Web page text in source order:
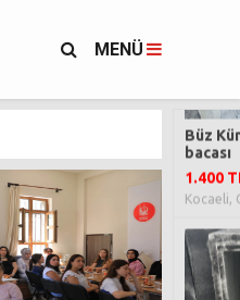
MENÜ